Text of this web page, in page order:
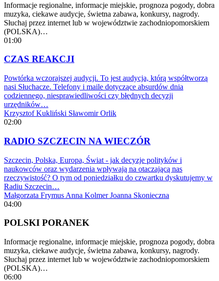
Informacje regionalne, informacje miejskie, prognoza pogody, dobra
muzyka, ciekawe audycje, świetna zabawa, konkursy, nagrody.
Słuchaj przez internet lub w województwie zachodniopomorskiem
(POLSKA)…
01:00
CZAS REAKCJI
Powtórka wczorajszej audycji. To jest audycja, którą współtworzą
nasi Słuchacze. Telefony i maile dotyczące absurdów dnia
codziennego, niesprawiedliwości czy błędnych decyzji
urzędników…
Krzysztof Kukliński Sławomir Orlik
02:00
RADIO SZCZECIN NA WIECZÓR
Szczecin, Polska, Europa, Świat - jak decyzje polityków i
naukowców oraz wydarzenia wpływają na otaczającą nas
rzeczywistość? O tym od poniedziałku do czwartku dyskutujemy w
Radiu Szczecin…
Małgorzata Frymus Anna Kolmer Joanna Skonieczna
04:00
POLSKI PORANEK
Informacje regionalne, informacje miejskie, prognoza pogody, dobra
muzyka, ciekawe audycje, świetna zabawa, konkursy, nagrody.
Słuchaj przez internet lub w województwie zachodniopomorskiem
(POLSKA)…
06:00